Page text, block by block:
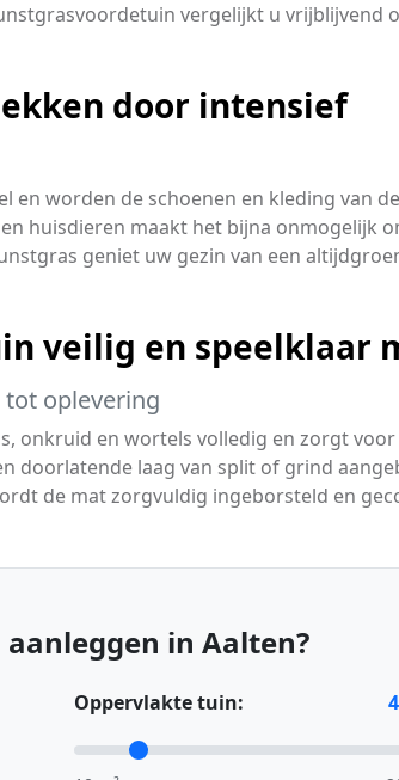
vergelijkt u vrijblijvend
door intensief
en worden de schoenen en kleding van
huisdieren maakt het bijna onmogelijk
geniet uw gezin van een
veilig en speelklaar
tot oplevering
onkruid en wortels volledig en zorgt voor
doorlatende laag van split of grind
de mat zorgvuldig ingeborsteld en
in Aalten?
Oppervlakte tuin: